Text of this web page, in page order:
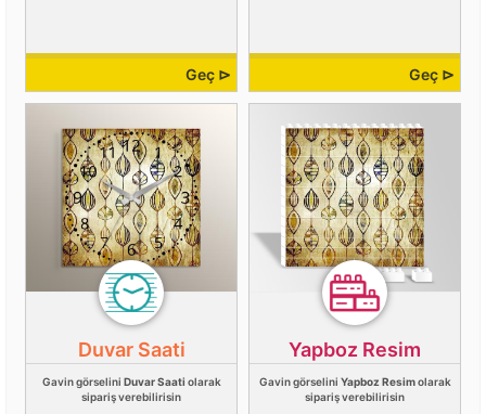
Geç ⊳ Geç ⊳
Duvar Saati
Gavin görselini Duvar Saati olarak
sipariş verebilirisin
Yapboz Resim
Gavin görselini Yapboz Resimolarak
sipariş verebilirisin